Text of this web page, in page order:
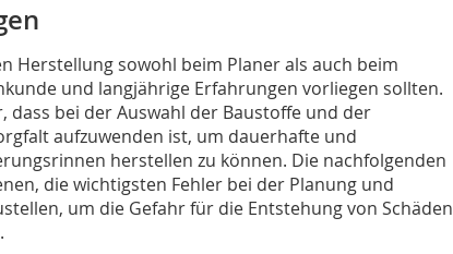
Herstellung sowohl beim Planer als auch beim
und langjährige Erfahrungen vorliegen sollten.
dass bei der Auswahl der Baustoffe und der
aufzuwenden ist, um dauerhafte und
herstellen zu können. Die nachfolgenden
die wichtigsten Fehler bei der Planung und
um die Gefahr für die Entstehung von Schäden